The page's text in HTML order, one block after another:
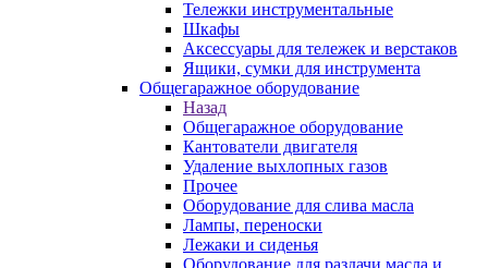
Тележки инструментальные
Шкафы
Аксессуары для тележек и верстаков
Ящики, сумки для инструмента
Общегаражное оборудование
Назад
Общегаражное оборудование
Кантователи двигателя
Удаление выхлопных газов
Прочее
Оборудование для слива масла
Лампы, переноски
Лежаки и сиденья
Оборудование для раздачи масла и